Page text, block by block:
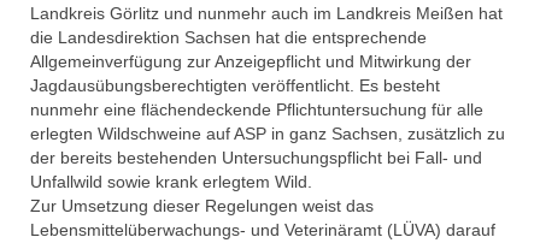
Landkreis Görlitz und nunmehr auch im Landkreis Meißen hat
die Landesdirektion Sachsen hat die entsprechende
Allgemeinverfügung zur Anzeigepflicht und Mitwirkung der
Jagdausübungsberechtigten veröffentlicht. Es besteht
nunmehr eine flächendeckende Pflichtuntersuchung für alle
erlegten Wildschweine auf ASP in ganz Sachsen, zusätzlich zu
der bereits bestehenden Untersuchungspflicht bei Fall- und
Unfallwild sowie krank erlegtem Wild.
Zur Umsetzung dieser Regelungen weist das
Lebensmittelüberwachungs- und Veterinäramt (LÜVA) darauf